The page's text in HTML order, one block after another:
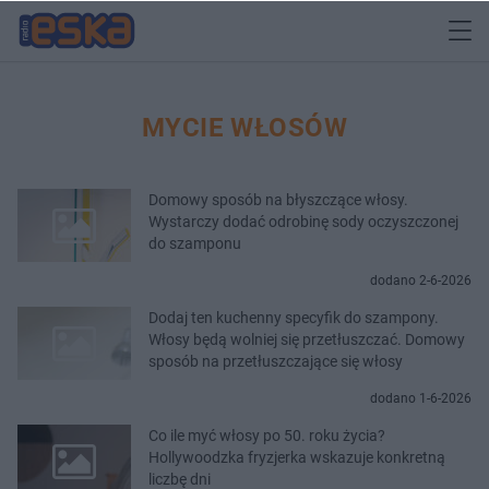
MYCIE WŁOSÓW
Domowy sposób na błyszczące włosy.
Wystarczy dodać odrobinę sody oczyszczonej
do szamponu
dodano 2-6-2026
Dodaj ten kuchenny specyfik do szampony.
Włosy będą wolniej się przetłuszczać. Domowy
sposób na przetłuszczające się włosy
dodano 1-6-2026
Co ile myć włosy po 50. roku życia?
Hollywoodzka fryzjerka wskazuje konkretną
liczbę dni